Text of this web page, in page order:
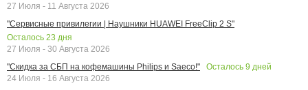
27 Июля - 11 Августа 2026
"Сервисные привилегии | Наушники HUAWEI FreeClip 2 S"
Осталось 23 дня
27 Июля - 30 Августа 2026
"Скидка за СБП на кофемашины Philips и Saeco!"
Осталось 9 дней
24 Июля - 16 Августа 2026